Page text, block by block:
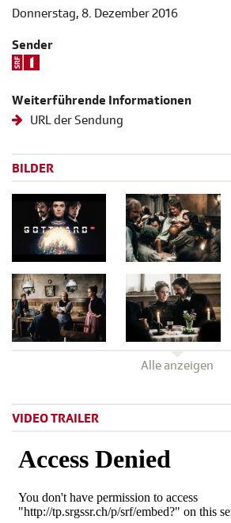
Donnerstag, 8. Dezember 2016
Sender
Weiterführende Informationen
URL der Sendung
BILDER
Alle anzeigen
VIDEO TRAILER